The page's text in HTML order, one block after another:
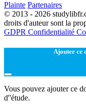
Plainte Partenaires
© 2013 - 2026
droits d'auteur sont la
GDPR Confidentialité
Ajouter ce
Vous pouvez ajouter ce
d''étude.